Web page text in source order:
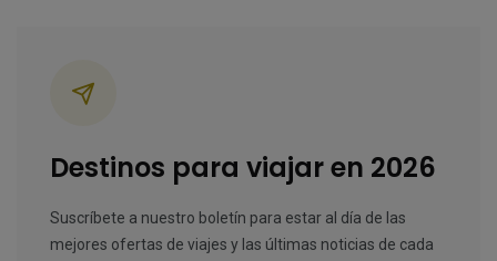
Destinos para viajar en 2026
Suscríbete a nuestro boletín para estar al día de las
mejores ofertas de viajes y las últimas noticias de cada